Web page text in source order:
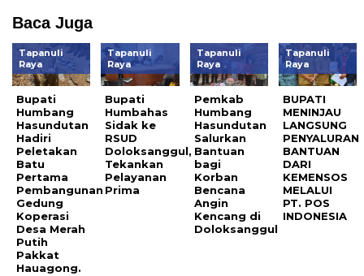
Baca Juga
Tapanuli
Raya
Bupati
Humbang
Hasundutan
Hadiri
Peletakan
Batu
Pertama
Pembangunan
Gedung
Koperasi
Desa Merah
Putih
Pakkat
Hauagong.
Tapanuli
Raya
Bupati
Humbahas
Sidak ke
RSUD
Doloksanggul,
Tekankan
Pelayanan
Prima
Tapanuli
Raya
Pemkab
Humbang
Hasundutan
Salurkan
Bantuan
bagi
Korban
Bencana
Angin
Kencang di
Doloksanggul
Tapanuli
Raya
BUPATI
MENINJAU
LANGSUNG
PENYALURAN
BANTUAN
DARI
KEMENSOS
MELALUI
PT. POS
INDONESIA